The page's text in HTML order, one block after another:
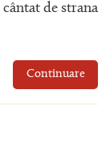
de strana
Continuare